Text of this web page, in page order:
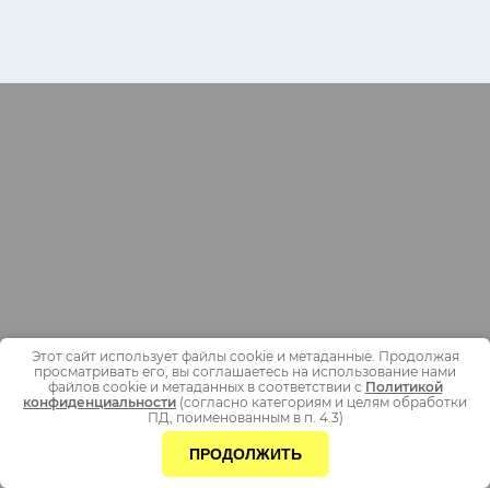
Этот сайт использует файлы cookie и метаданные. Продолжая
просматривать его, вы соглашаетесь на использование нами
файлов cookie и метаданных в соответствии с Политикой
конфиденциальности (согласно категориям и целям обработки
ПД, поименованным в п. 4.3)
ПРОДОЛЖИТЬ